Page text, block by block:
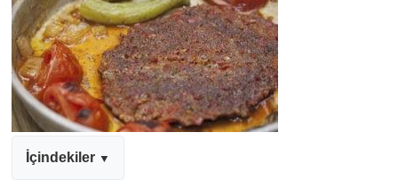
İçindekiler